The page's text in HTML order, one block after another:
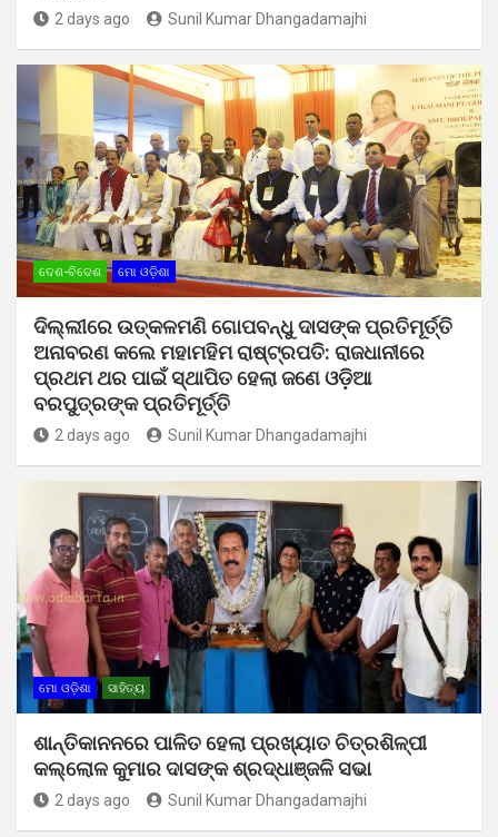
2 days ago Sunil Kumar Dhangadamajhi
ଦେଶ-ବିଦେଶ ମୋ ଓଡ଼ିଶା
ଦିଲ୍ଲୀରେ ଉତ୍କଳମଣି ଗୋପବନ୍ଧୁ ଦାସଙ୍କ ପ୍ରତିମୂର୍ତ୍ତି
ଅନାବରଣ କଲେ ମହାମହିମ ରାଷ୍ଟ୍ରପତି: ରାଜଧାନୀରେ
ପ୍ରଥମ ଥର ପାଇଁ ସ୍ଥାପିତ ହେଲା ଜଣେ ଓଡ଼ିଆ
ବରପୁତ୍ରଙ୍କ ପ୍ରତିମୂର୍ତ୍ତି
2 days ago Sunil Kumar Dhangadamajhi
ମୋ ଓଡ଼ିଶା ସାହିତ୍ୟ
ଶାନ୍ତିକାନନରେ ପାଳିତ ହେଲା ପ୍ରଖ୍ୟାତ ଚିତ୍ରଶିଳ୍ପୀ
କଲ୍ଲୋଳ କୁମାର ଦାସଙ୍କ ଶ୍ରଦ୍ଧାଞ୍ଜଳି ସଭା
2 days ago Sunil Kumar Dhangadamajhi